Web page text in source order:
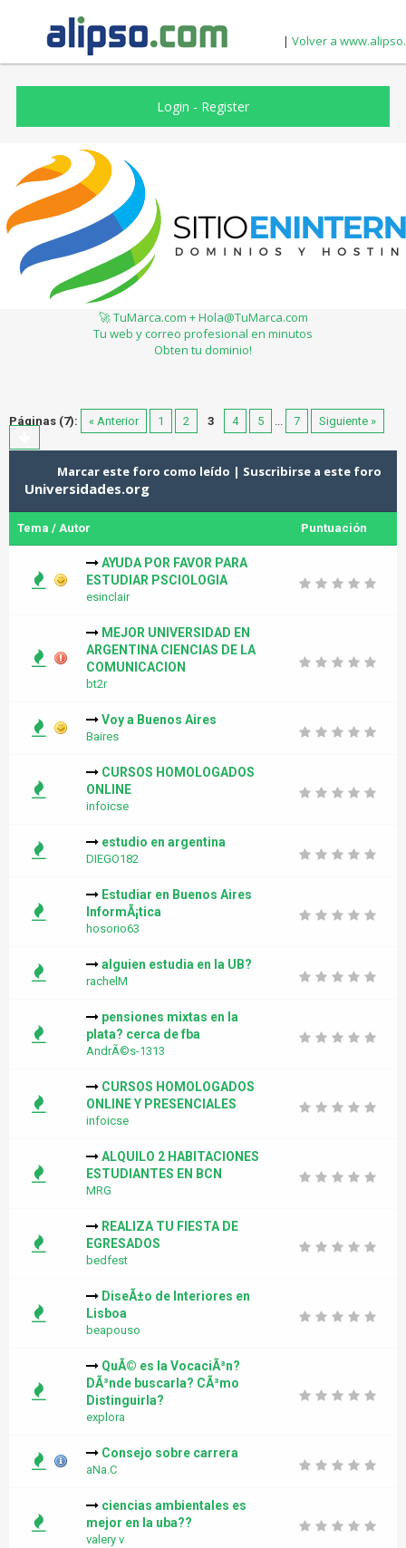
| Volver a
Login - Register
🚀 TuMarca.com + Hola@TuMarca.com
Tu web y correo profesional en minutos
Obten tu dominio!
Páginas (7): « Anterior 1 2 3 4 5 ... 7 Siguiente »
Marcar este foro como leído | Suscribirse a este foro
Universidades.org
Tema / Autor Puntuación
AYUDA POR FAVOR PARA
ESTUDIAR PSCIOLOGIA
esinclair
MEJOR UNIVERSIDAD EN
ARGENTINA CIENCIAS DE LA
COMUNICACION
bt2r
Voy a Buenos Aires
Baires
CURSOS HOMOLOGADOS
ONLINE
infoicse
estudio en argentina
DIEGO182
Estudiar en Buenos Aires
InformÃ¡tica
hosorio63
alguien estudia en la UB?
rachelM
pensiones mixtas en la
plata? cerca de fba
AndrÃ©s-1313
CURSOS HOMOLOGADOS
ONLINE Y PRESENCIALES
infoicse
ALQUILO 2 HABITACIONES
ESTUDIANTES EN BCN
MRG
REALIZA TU FIESTA DE
EGRESADOS
bedfest
DiseÃ±o de Interiores en
Lisboa
beapouso
QuÃ© es la VocaciÃ³n?
DÃ³nde buscarla? CÃ³mo
Distinguirla?
explora
Consejo sobre carrera
aNa.C
ciencias ambientales es
mejor en la uba??
valery v